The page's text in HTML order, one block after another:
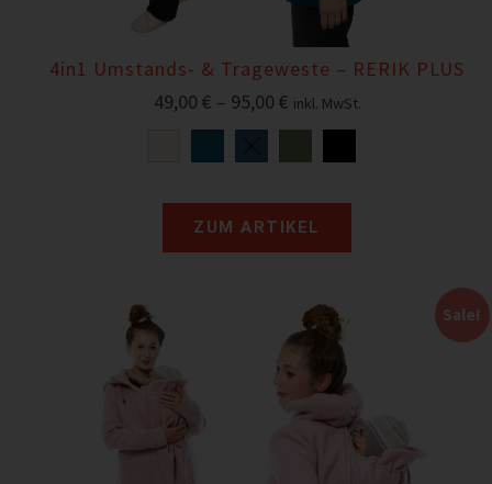
4in1 Umstands- & Trageweste – RERIK PLUS
49,00 € – 95,00 € inkl. MwSt.
ZUM ARTIKEL
Sale!